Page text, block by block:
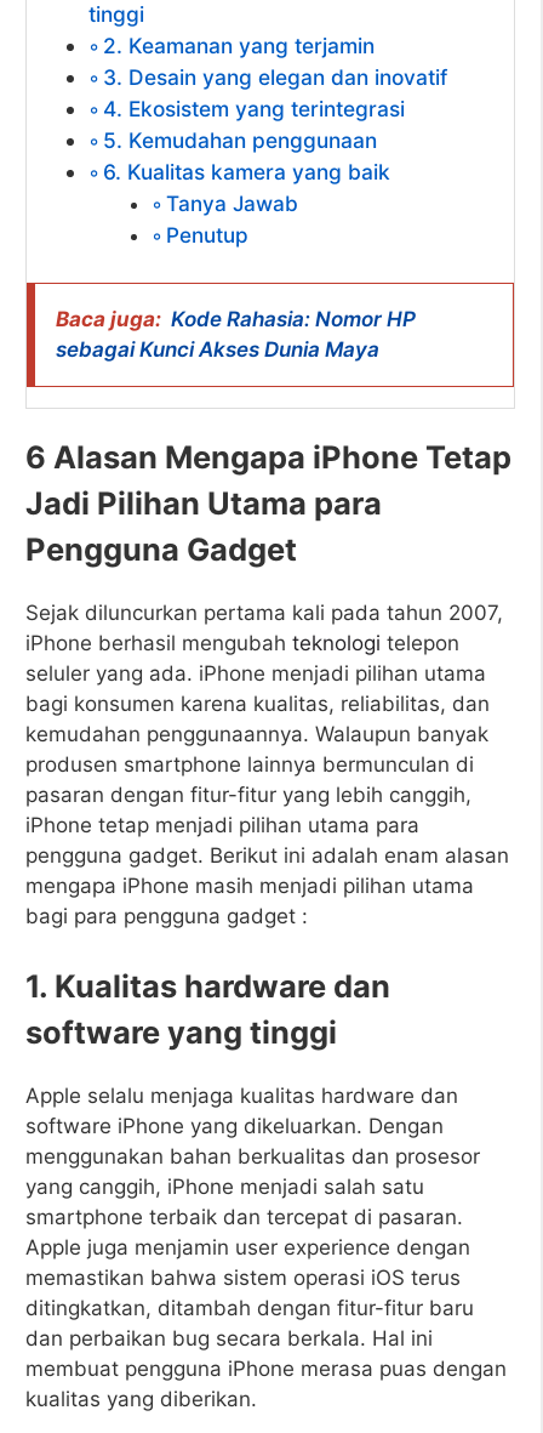
tinggi
2. Keamanan yang terjamin
3. Desain yang elegan dan inovatif
4. Ekosistem yang terintegrasi
5. Kemudahan penggunaan
6. Kualitas kamera yang baik
Tanya Jawab
Penutup
Baca juga: Kode Rahasia: Nomor HP
sebagai Kunci Akses Dunia Maya
6 Alasan Mengapa iPhone Tetap
Jadi Pilihan Utama para
Pengguna Gadget
Sejak diluncurkan pertama kali pada tahun 2007,
iPhone berhasil mengubah teknologi telepon
seluler yang ada. iPhone menjadi pilihan utama
bagi konsumen karena kualitas, reliabilitas, dan
kemudahan penggunaannya. Walaupun banyak
produsen smartphone lainnya bermunculan di
pasaran dengan fitur-fitur yang lebih canggih,
iPhone tetap menjadi pilihan utama para
pengguna gadget. Berikut ini adalah enam alasan
mengapa iPhone masih menjadi pilihan utama
bagi para pengguna gadget :
1. Kualitas hardware dan
software yang tinggi
Apple selalu menjaga kualitas hardware dan
software iPhone yang dikeluarkan. Dengan
menggunakan bahan berkualitas dan prosesor
yang canggih, iPhone menjadi salah satu
smartphone terbaik dan tercepat di pasaran.
Apple juga menjamin user experience dengan
memastikan bahwa sistem operasi iOS terus
ditingkatkan, ditambah dengan fitur-fitur baru
dan perbaikan bug secara berkala. Hal ini
membuat pengguna iPhone merasa puas dengan
kualitas yang diberikan.